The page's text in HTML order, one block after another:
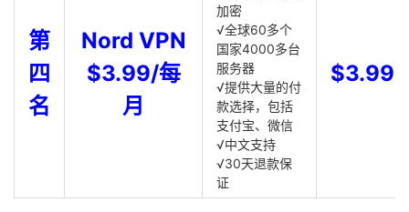
第
四
名
Nord VPN
$3.99/每
月
加密
√全球60多个
国家4000多台
服务器
√提供大量的付
款选择，包括
支付宝、微信
√中文支持
√30天退款保
证
$3.99